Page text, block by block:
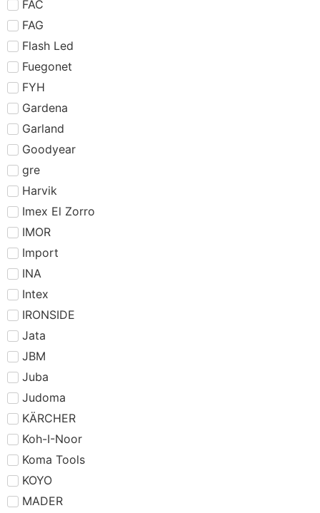
FAC
FAG
Flash Led
Fuegonet
FYH
Gardena
Garland
Goodyear
gre
Harvik
Imex El Zorro
IMOR
Import
INA
Intex
IRONSIDE
Jata
JBM
Juba
Judoma
KÄRCHER
Koh-I-Noor
Koma Tools
KOYO
MADER